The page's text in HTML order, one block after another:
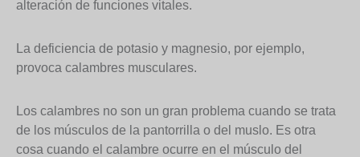
alteración de funciones vitales.
La deficiencia de potasio y magnesio, por ejemplo,
provoca calambres musculares.
Los calambres no son un gran problema cuando se trata
de los músculos de la pantorrilla o del muslo. Es otra
cosa cuando el calambre ocurre en el músculo del